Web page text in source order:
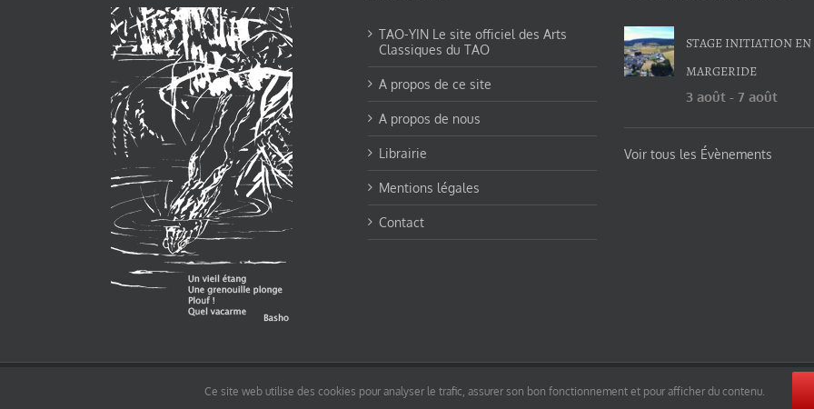
TAO-YIN Le site officiel des Arts
Classiques du TAO
A propos de ce site
A propos de nous
Librairie
Mentions légales
Contact
STAGE INITIATION EN
MARGERIDE
3 août -7 août
Voir tous les Évènements
pages non comprise par cette licence).Ce site web utilise des cookies pour analyser le trafic, assurer son bon fonctionnement et pour afficher du contenu.